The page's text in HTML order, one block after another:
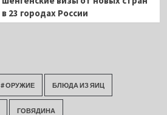
в 23 городах России
# ОРУЖИЕ БЛЮДА ИЗ ЯИЦ
ГОВЯДИНА